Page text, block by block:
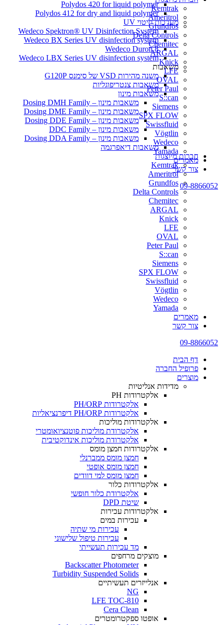
Polydos 420 for liquid polymer
Polydos 412 for dry and liquid polymer
מערכות חיטוי UV
Wedeco Spektron® UV Disinfection System
Wedeco BX Series UV disinfection system
Wedeco Duron 8
Wedeco LBX Series UV disinfection system
משאבות
משנה מהירות VSD של סימנס G120P
משאבות צנטריפוגליות
משאבות מינון
משאבות מינון – Dosing DMH Family
משאבות מינון – Dosing DME Family
משאבות מינון – Dosing DDE Family
משאבות מינון – DDC Family
משאבות מינון – Dosing DDA Family
משאבות דיאפרגמה
חברות מיוצגות
Kemtrak
Ameritrol
Grundfos
Delta Controls
Chemitec
ARGAL
Knick
LFE
OVAL
Peter Paul
S::can
Siemens
SPX FLOW
Swissfluid
Vögtlin
Wedeco
Yamada
מאמרים
צור קשר
09-8866052
Kemtrak
Ameritrol
Grundfos
Delta Controls
Chemitec
ARGAL
Knick
LFE
OVAL
Peter Paul
S::can
Siemens
SPX FLOW
Swissfluid
Vögtlin
Wedeco
Yamada
מאמרים
צור קשר
09-8866052
דף הבית
פרופיל החברה
מוצרים
מדידות אנליטיות
אלקטרודות PH
אלקטרודות PH/ORP
אלקטרודות PH/ORP דיפרנציאליות
אלקטרודות מוליכות
אלקטרודת מוליכות פוטנציואומטרי
אלקטרודת מוליכות אינדוקטיבית
אלקטרודות חמצן מומס
חמצן מומס ממברנלי
חמצן מומס אופטי
חמצן מומס למי דוודים
אלקטרודות כלור
אלקטרודת כלור חופשי
שיטת DPD
אלקטרודות עכירות
עכירות במים
עכירות מי שתיה
עכירות טיפול שלישוני
מד עכירות תעשייתי
מוצקים מרחפים
Backscatter Photometer
Turbidity Suspended Solids
אנלייזרים תעשיתיים
NG
LFE TOC-810
Cera Clean​
אופטו ספקטרומטרים